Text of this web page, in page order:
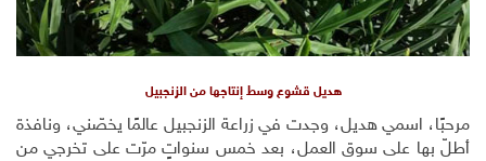
هديل قشوع وسط إنتاجها من الزنجبيل
مرحبًا، اسمي هديل، وجدت في زراعة الزنجبيل عالمًا يخصّني، ونافذة
أطلّ بها على سوق العمل، بعد خمس سنواتٍ مرّت على تخرجي من